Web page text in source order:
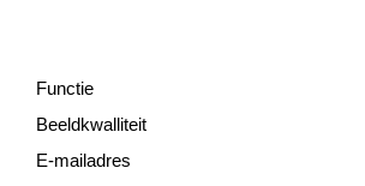
Functie
Beeldkwalliteit
E-mailadres